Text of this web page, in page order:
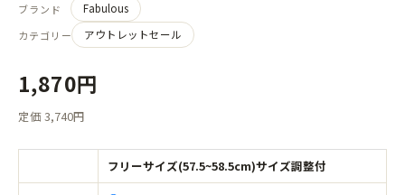
ブランド
Fabulous
カテゴリー
アウトレットセール
1,870円
定価 3,740円
フリーサイズ(57.5~58.5cm)サイズ調整付